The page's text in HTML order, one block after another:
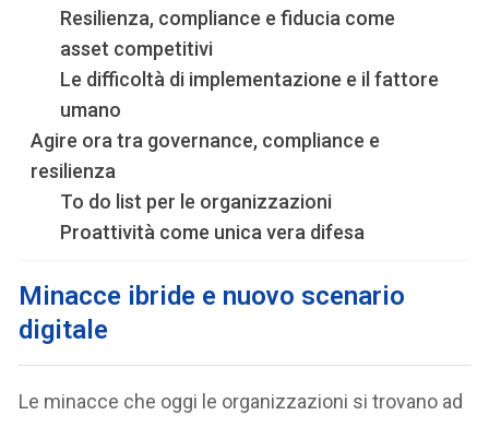
Resilienza, compliance e fiducia come
asset competitivi
Le difficoltà di implementazione e il fattore
umano
Agire ora tra governance, compliance e
resilienza
To do list per le organizzazioni
Proattività come unica vera difesa
Minacce ibride e nuovo scenario
digitale
Le minacce che oggi le organizzazioni si trovano ad